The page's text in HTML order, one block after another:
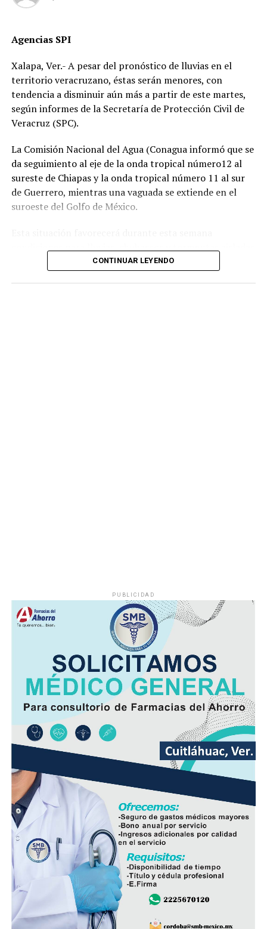
de alterar la escena del accidente y orientar el peritaje
liberación del operador del camión.
Además, acusan que las solicitudes de videos de las
cámaras del C4, así como de comercios y viviendas
cercanas, han sido ignoradas o negadas. Testigos
por temor a represalias.
“Hoy fue mi Abraham,
mañana puede ser alguien
sigue libre y operando en
las carreteras”, expresó un
familiar, exigiendo justicia.
Agencias SPI
Xalapa, Ver.- A pesar del pronóstico de lluvias en el
territorio veracruzano, éstas serán menores, con
tendencia a disminuir aún más a partir de este martes,
según informes de la Secretaría de Protección Civil de
Veracruz (SPC).
La Comisión Nacional del Agua (Conagua informó que se
da seguimiento al eje de la onda tropical número12 al
sureste de Chiapas y la onda tropical número 11 al sur
de Guerrero, mientras una vaguada se extiende en el
suroeste del Golfo de México.
generalmente matutinas y nocturnas en zonas de costas
Asimismo, se pronostica la llegada de otra onda tropical
entre viernes y fin de semana.
Finalmente, la SPC de Veracruz recomienda a la
población vigilar el comportamiento de ríos y arroyos
de respuesta rápida y observar su entorno por posibles
derrumbes, deslaves y deslizamiento de laderas.
Además de conducir con precaución por disminución de
la visibilidad y anegamientos urbanos, viento arrachado,
descargas eléctricas y probables granizadas en áreas de
tormenta, entre otros efectos negativos.
CONTINUAR LEYENDO
PUBLICIDAD